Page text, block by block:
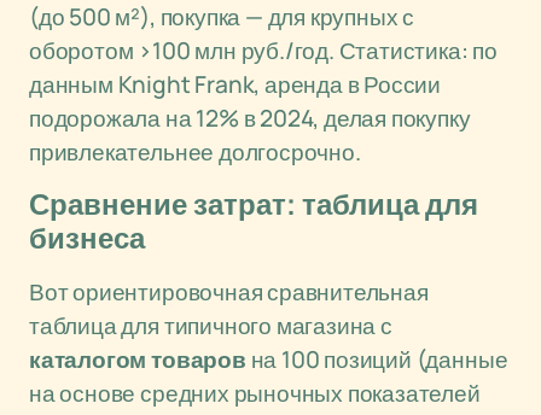
(до 500 м²), покупка — для крупных с
оборотом >100 млн руб./год. Статистика: по
данным Knight Frank, аренда в России
подорожала на 12% в 2024, делая покупку
привлекательнее долгосрочно.
Сравнение затрат: таблица для
бизнеса
Вот ориентировочная сравнительная
таблица для типичного магазина с
каталогом товаров на 100 позиций (данные
на основе средних рыночных показателей